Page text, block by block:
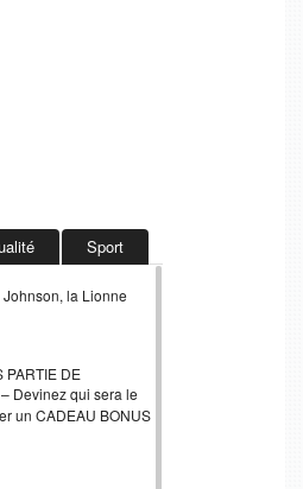
Sport
Johnson, la Lionne
PARTIE DE
Devinez qui sera le
un CADEAU BONUS